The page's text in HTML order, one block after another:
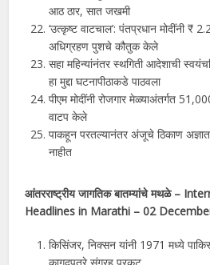
आठ ठार, सात जखमी
‘उत्कृष्ट वाटचाल’: पंतप्रधान मोदींनी ₹
अधिग्रहण पुशचे कौतुक केले
सहा महिन्यांनंतर स्थगिती आदेशाची
हा मुद्दा घटनापीठाकडे पाठवला
पीएम मोदींनी रोजगार मेळ्याअंतर्गत
वाटप केले
पाकहून परतल्यानंतर अंजूचे ठिकाण
नाहीत
आंतरराष्ट्रीय जागतिक बातम्यांचे मथळे –
Headlines in Marathi – 02
किसिंजर, निक्सन यांनी 1971 मध्ये